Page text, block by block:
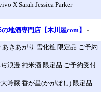
X Sarah Jessica Parker
の地酒専門店【木川屋com】
きあがり 雪化粧 限定品 ご予約
浪漫 純米酒 限定品 ご予約受付
吟醸 香が星(かがぼし) 限定品